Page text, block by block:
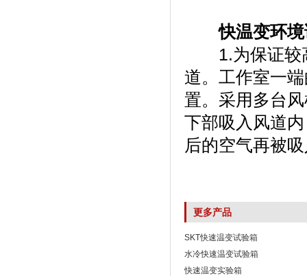
快温变环
1.为保证较高
道。工作室一
置。采用多台
下部吸入风道内
后的空气再被吸入
更多产品
SKT快速温变试验箱
水冷快速温变试验箱
快速温变实验箱